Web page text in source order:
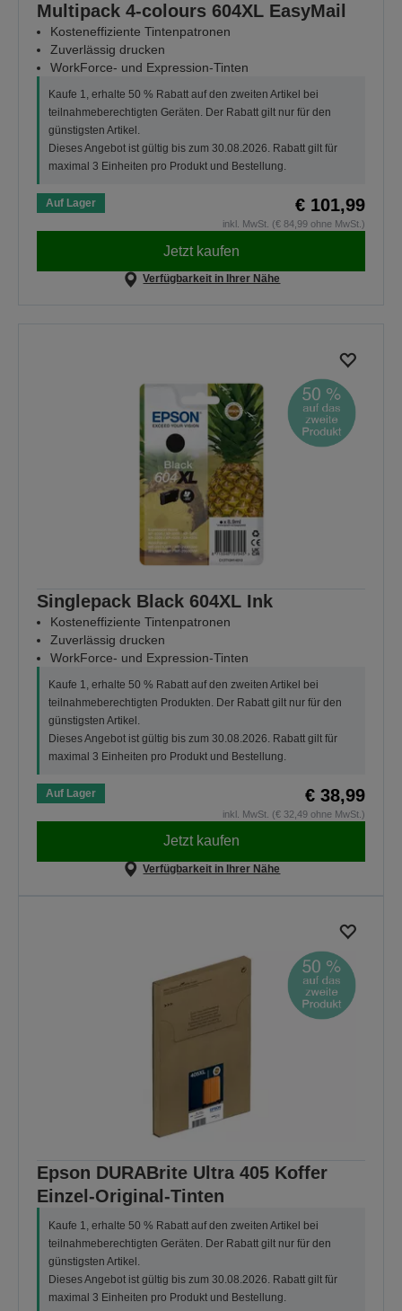
Multipack 4-colours 604XL EasyMail
Kosteneffiziente Tintenpatronen
Zuverlässig drucken
WorkForce- und Expression-Tinten
Kaufe 1, erhalte 50 % Rabatt auf den zweiten Artikel bei
teilnahmeberechtigten Geräten. Der Rabatt gilt nur für den
günstigsten Artikel.
Dieses Angebot ist gültig bis zum 30.08.2026. Rabatt gilt für
maximal 3 Einheiten pro Produkt und Bestellung.
Auf Lager € 101,99
inkl. MwSt. (€ 84,99 ohne MwSt.)
Jetzt kaufen
Verfügbarkeit in Ihrer Nähe
Singlepack Black 604XL Ink
Kosteneffiziente Tintenpatronen
Zuverlässig drucken
WorkForce- und Expression-Tinten
Kaufe 1, erhalte 50 % Rabatt auf den zweiten Artikel bei
teilnahmeberechtigten Produkten. Der Rabatt gilt nur für den
günstigsten Artikel.
Dieses Angebot ist gültig bis zum 30.08.2026. Rabatt gilt für
maximal 3 Einheiten pro Produkt und Bestellung.
Auf Lager € 38,99
inkl. MwSt. (€ 32,49 ohne MwSt.)
Jetzt kaufen
Verfügbarkeit in Ihrer Nähe
Epson DURABrite Ultra 405 Koffer
Einzel-Original-Tinten
Kaufe 1, erhalte 50 % Rabatt auf den zweiten Artikel bei
teilnahmeberechtigten Geräten. Der Rabatt gilt nur für den
günstigsten Artikel.
Dieses Angebot ist gültig bis zum 30.08.2026. Rabatt gilt für
maximal 3 Einheiten pro Produkt und Bestellung.